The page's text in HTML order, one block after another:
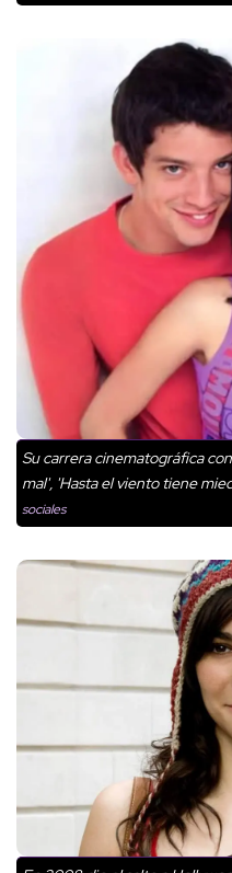
Su carrera cinematográfica
mal', 'Hasta el viento tiene
sociales